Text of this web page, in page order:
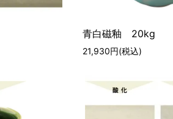
青白磁釉 20kg
21,930円(税込)